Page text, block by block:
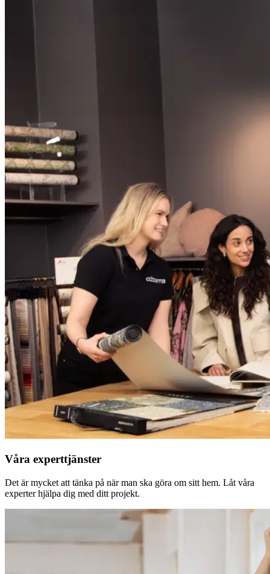
Våra experttjänster
Det är mycket att tänka på när man ska göra om sitt hem. Låt våra
experter hjälpa dig med ditt projekt.